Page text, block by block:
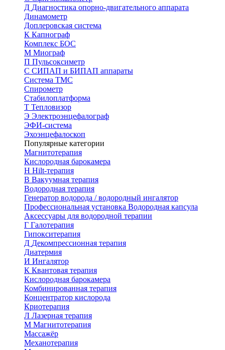
Д Диагностика опорно-двигательного аппарата
Динамометр
Доплеровская система
К Капнограф
Комплекс БОС
М Миограф
П Пульсоксиметр
С СИПАП и БИПАП аппараты
Система ТМС
Спирометр
Стабилоплатформа
Т Тепловизор
Э Электроэнцефалограф
ЭФИ-система
Эхоэнцефалоскоп
Популярные категории
Магнитотерапия
Кислородная барокамера
H Hilt-терапия
В Вакуумная терапия
Водородная терапия
Генератор водорода / водородный ингалятор
Профессиональная установка Водородная капсула
Аксессуары для водородной терапии
Г Галотерапия
Гипокситерапия
Д Декомпрессионная терапия
Диатермия
И Ингалятор
К Квантовая терапия
Кислородная барокамера
Комбинированная терапия
Концентратор кислорода
Криотерапия
Л Лазерная терапия
М Магнитотерапия
Массажёр
Механотерапия